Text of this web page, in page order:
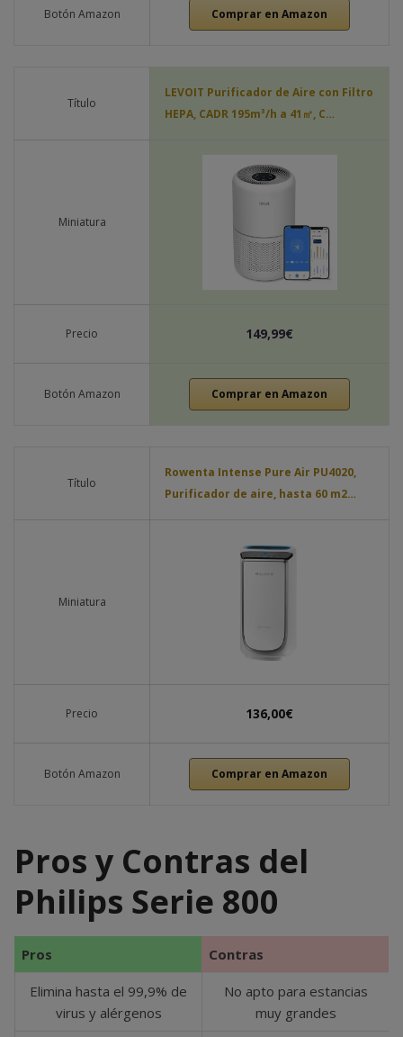
Botón Amazon Comprar en Amazon
Título
LEVOIT Purificador de Aire con Filtro
HEPA, CADR 195m³/h a 41㎡, C…
Miniatura
Precio 149,99€
Botón Amazon Comprar en Amazon
Título
Rowenta Intense Pure Air PU4020,
Purificador de aire, hasta 60 m2…
Miniatura
Precio 136,00€
Botón Amazon Comprar en Amazon
Pros y Contras del
Philips Serie 800
Pros Contras
Elimina hasta el 99,9% de
virus y alérgenos
No apto para estancias
muy grandes